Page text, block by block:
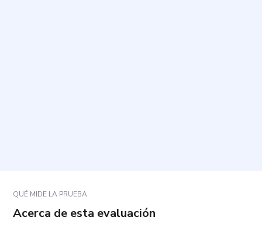
QUÉ MIDE LA PRUEBA
Acerca de esta evaluación